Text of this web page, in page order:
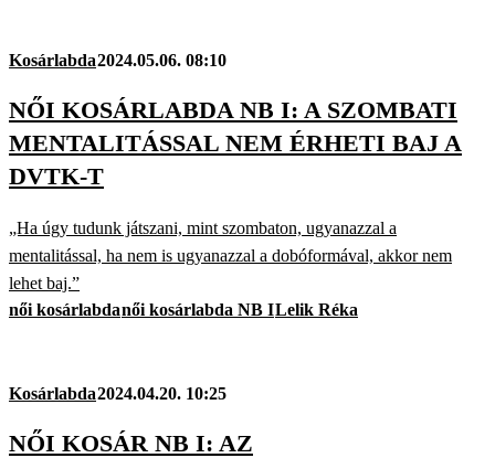
Kosárlabda2024.05.06. 08:10
NŐI KOSÁRLABDA NB I: A SZOMBATI
MENTALITÁSSAL NEM ÉRHETI BAJ A
DVTK-T
„Ha úgy tudunk játszani, mint szombaton, ugyanazzal a
mentalitással, ha nem is ugyanazzal a dobóformával, akkor nem
lehet baj.”
női kosárlabdanői kosárlabda NB ILelik Réka
Kosárlabda2024.04.20. 10:25
NŐI KOSÁR NB I: AZ